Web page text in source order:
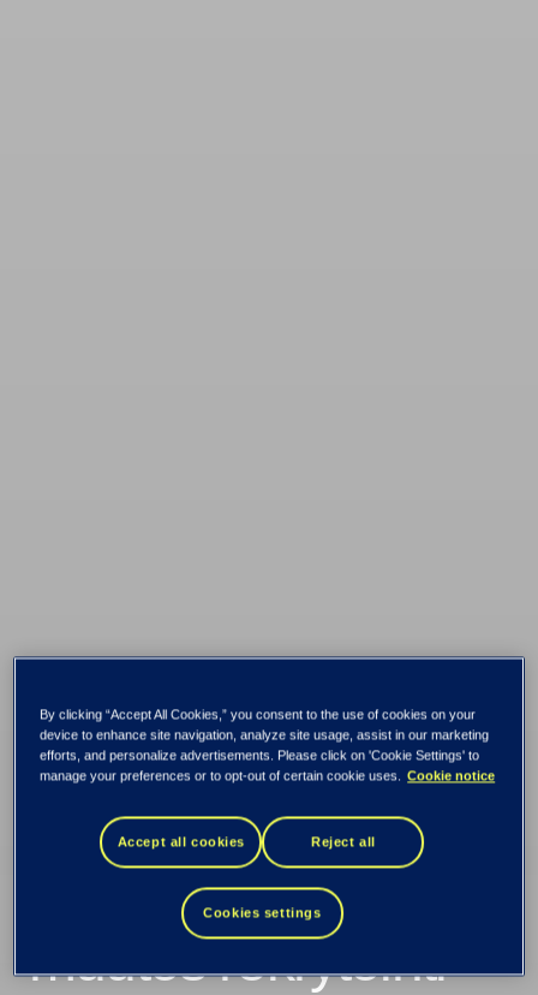
Sanavalinnoilla on
merkitystä:
Yksinkertainen
muutos rekrytointi-
By clicking “Accept All Cookies,” you consent to the use of cookies on your
device to enhance site navigation, analyze site usage, assist in our marketing
efforts, and personalize advertisements. Please click on 'Cookie Settings' to
manage your preferences or to opt-out of certain cookie uses. Cookie notice
Accept all cookies Reject all
Cookies settings